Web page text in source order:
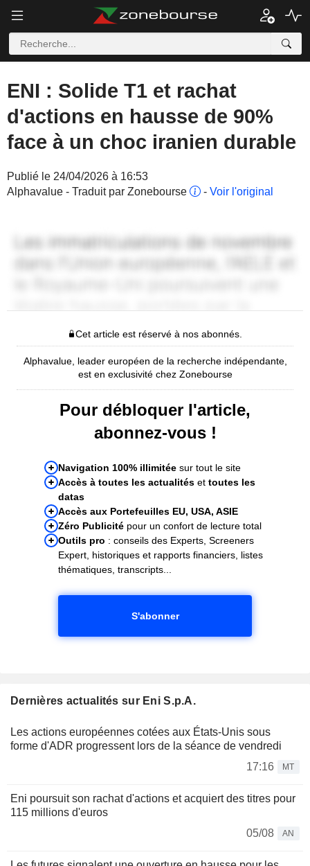
ENI : Solide T1 et rachat
d'actions en hausse de 90%
face à un choc iranien durable
Publié le 24/04/2026 à 16:53
Alphavalue - Traduit par Zonebourse
- Voir l'original
Cet article est réservé à nos abonnés.
Alphavalue, leader européen de la recherche indépendante,
est en exclusivité chez Zonebourse
Pour débloquer l'article,
abonnez-vous !
Navigation 100% illimitée sur tout le site
Accès à toutes les actualités et toutes les
datas
Accès aux Portefeuilles EU, USA, ASIE
Zéro Publicité pour un confort de lecture total
Outils pro : conseils des Experts, Screeners
Expert, historiques et rapports financiers, listes
thématiques, transcripts...
S'abonner
Dernières actualités sur Eni S.p.A.
Les actions européennes cotées aux États-Unis sous
forme d'ADR progressent lors de la séance de vendredi
17:16
MT
Eni poursuit son rachat d'actions et acquiert des titres pour
115 millions d'euros
05/08
AN